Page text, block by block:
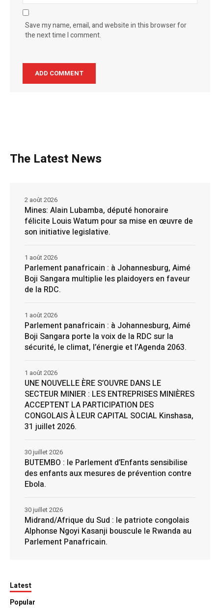
Save my name, email, and website in this browser for
the next time I comment.
The Latest News
Mines: Alain Lubamba, député honoraire
félicite Louis Watum pour sa mise en œuvre de
son initiative legislative.
2 août 2026
Parlement panafricain : à Johannesburg, Aimé
Boji Sangara multiplie les plaidoyers en faveur
de la RDC.
1 août 2026
Parlement panafricain : à Johannesburg, Aimé
Boji Sangara porte la voix de la RDC sur la
sécurité, le climat, l’énergie et l’Agenda 2063.
1 août 2026
UNE NOUVELLE ÈRE S’OUVRE DANS LE
SECTEUR MINIER : LES ENTREPRISES MINIÈRES
ACCEPTENT LA PARTICIPATION DES
CONGOLAIS À LEUR CAPITAL SOCIAL Kinshasa,
31 juillet 2026.
1 août 2026
BUTEMBO : le Parlement d’Enfants sensibilise
des enfants aux mesures de prévention contre
Ebola.
30 juillet 2026
Midrand/Afrique du Sud : le patriote congolais
Alphonse Ngoyi Kasanji bouscule le Rwanda au
Parlement Panafricain.
30 juillet 2026
Latest
Popular